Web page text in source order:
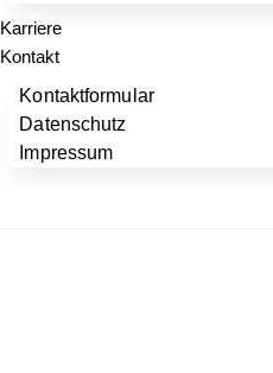
Karriere
Kontakt
Kontaktformular
Datenschutz
Impressum